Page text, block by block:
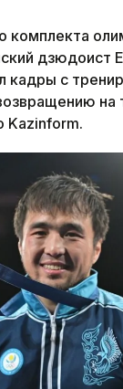
комплекта
дзюдоист
кадры с
на
Kazinform.